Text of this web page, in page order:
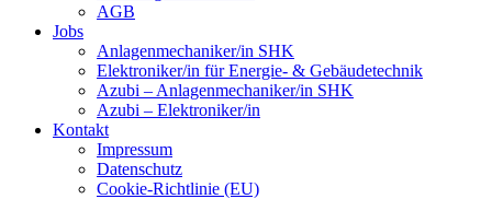
AGB
Jobs
Anlagenmechaniker/in SHK
Elektroniker/in für Energie- & Gebäudetechnik
Azubi – Anlagenmechaniker/in SHK
Azubi – Elektroniker/in
Kontakt
Impressum
Datenschutz
Cookie-Richtlinie (EU)